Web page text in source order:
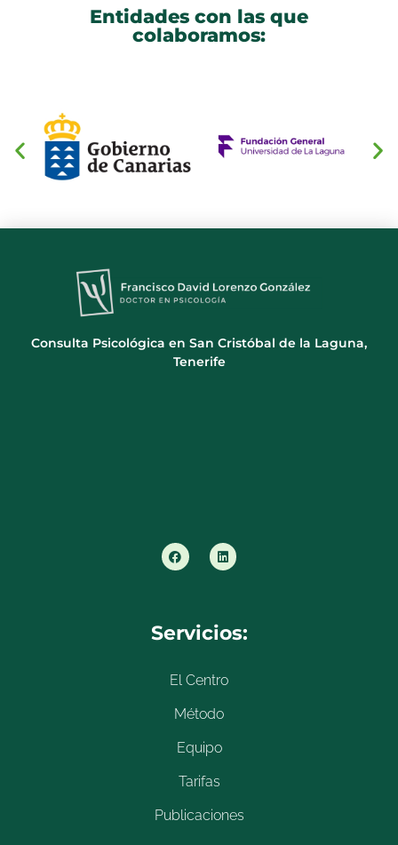
Entidades con las que
colaboramos:
Consulta Psicológica en San Cristóbal de la Laguna,
Tenerife
Servicios:
El Centro
Método
Equipo
Tarifas
Publicaciones